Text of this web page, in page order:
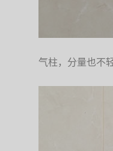
气柱，分量也不